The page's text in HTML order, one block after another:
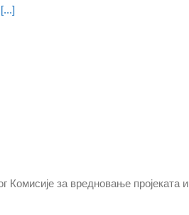
[...]
за вредновање пројеката и